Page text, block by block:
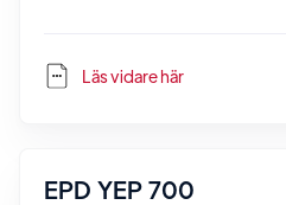
Läs vidare här
EPD YEP 700